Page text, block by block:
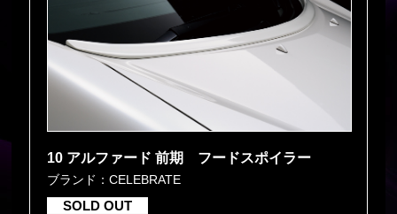
10 アルファード 前期 フードスポイラー
ブランド：CELEBRATE
SOLD OUT